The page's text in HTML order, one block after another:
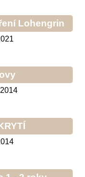
Lohengrin